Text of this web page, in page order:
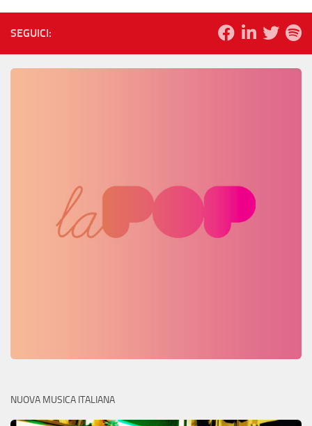
SEGUICI:
NUOVA MUSICA ITALIANA